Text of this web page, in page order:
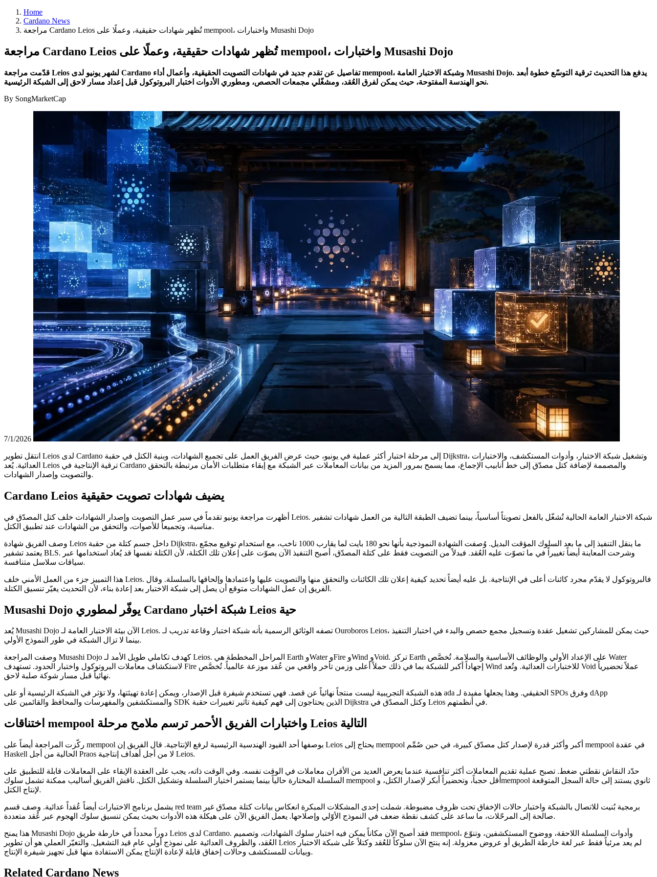
Home
Cardano News
مراجعة Cardano Leios تُظهر شهادات حقيقية، وعملًا على mempool، واختبارات Musashi Dojo
مراجعة Cardano Leios تُظهر شهادات حقيقية، وعملًا على mempool، واختبارات Musashi Dojo
قدّمت مراجعة Leios لشهر يونيو لدى Cardano تفاصيل عن تقدم جديد في شهادات التصويت الحقيقية، وأعمال أداء mempool، وشبكة الاختبار العامة Musashi Dojo. يدفع هذا التحديث ترقية التوسّع خطوة أبعد
نحو الهندسة المفتوحة، حيث يمكن لفرق العُقد، ومشغّلي مجمعات الحصص، ومطوري الأدوات اختبار البروتوكول قبل إعداد مسار لاحق إلى الشبكة الرئيسية.
By SongMarketCap
7/1/2026
انتقل تطوير Leios لدى Cardano إلى مرحلة اختبار أكثر عملية في يونيو، حيث عرض الفريق العمل على تجميع الشهادات، وبنية الكتل في حقبة Dijkstra، وتشغيل شبكة الاختبار، وأدوات المستكشف، والاختبارات
العدائية. يُعد Leios ترقية الإنتاجية في Cardano والمصممة لإضافة كتل مصدّق إلى خط أنابيب الإجماع، مما يسمح بمرور المزيد من بيانات المعاملات عبر الشبكة مع إبقاء متطلبات الأمان مرتبطة بالتحقق
والتصويت وإصدار الشهادات.
Cardano Leios يضيف شهادات تصويت حقيقية
أظهرت مراجعة يونيو تقدماً في سير عمل التصويت وإصدار الشهادات خلف كتل المصدّق في Leios. شبكة الاختبار العامة الحالية تُشغّل بالفعل تصويتاً أساسياً، بينما تضيف الطبقة التالية من العمل شهادات تشفير
مناسبة، وتجميعاً للأصوات، والتحقق من الشهادات عند تطبيق الكتل.
وصف الفريق شهادة Leios داخل جسم كتلة من حقبة Dijkstra، ما ينقل التنفيذ إلى ما بعد السلوك المؤقت البديل. وُصفت الشهادة النموذجية بأنها نحو 180 بايت لما يقارب 1000 ناخب، مع استخدام توقيع مجمّع
يعتمد تشفير BLS. وشرحت المعاينة أيضاً تغييراً في ما تصوّت عليه العُقد. فبدلاً من التصويت فقط على كتلة المصدّق، أصبح التنفيذ الآن يصوّت على إعلان تلك الكتلة، لأن الكتلة نفسها قد يُعاد استخدامها عبر
سياقات سلاسل متنافسة.
هذا التمييز جزء من العمل الأمني خلف Leios. فالبروتوكول لا يقدّم مجرد كائنات أعلى في الإنتاجية. بل عليه أيضاً تحديد كيفية إعلان تلك الكائنات والتحقق منها والتصويت عليها واعتمادها وإلحاقها بالسلسلة. وقال
الفريق إن عمل الشهادات متوقع أن يصل إلى شبكة الاختبار بعد إعادة بناء، لأن التحديث يغيّر تنسيق الكتلة.
Musashi Dojo يوفّر لمطوري Cardano شبكة اختبار Leios حية
يُعد Musashi Dojo الآن بيئة الاختبار العامة لـ Leios. تصفه الوثائق الرسمية بأنه شبكة اختبار وقاعة تدريب لـ Ouroboros Leios، حيث يمكن للمشاركين تشغيل عقدة وتسجيل مجمع حصص والبدء في اختبار التنفيذ
بينما لا تزال الشبكة في طور النموذج الأولي.
وصفت المراجعة Musashi Dojo كهدف تكاملي طويل الأمد لـ Leios. المراحل المخططة هي Earth وWater وFire وWind وVoid. تركز Earth على الإعداد الأولي والوظائف الأساسية والسلامة. تُخصَّص Water
لاستكشاف معاملات البروتوكول واختبار الحدود. تستهدف Fire إجهاداً أكبر للشبكة بما في ذلك حملاً أعلى وزمن تأخر واقعي من عُقد موزعة عالمياً. تُخصَّص Wind للاختبارات العدائية. وتُعد Void عملاً تحضيرياً
نهائياً قبل مسار شوكة صلبة لاحق.
هذه الشبكة التجريبية ليست منتجاً نهائياً عن قصد. فهي تستخدم شيفرة قبل الإصدار، ويمكن إعادة تهيئتها، ولا تؤثر في الشبكة الرئيسية أو على ada الحقيقي. وهذا يجعلها مفيدة لـ SPOs وفرق dApp
والمستكشفين والمفهرسات والمحافظ والقائمين على SDK الذين يحتاجون إلى فهم كيفية تأثير تغييرات حقبة Dijkstra وكتل المصدّق في Leios في أنظمتهم.
اختناقات mempool واختبارات الفريق الأحمر ترسم ملامح مرحلة Leios التالية
ركّزت المراجعة أيضاً على mempool بوصفها أحد القيود الهندسية الرئيسية لرفع الإنتاجية. قال الفريق إن Leios يحتاج إلى mempool أكبر وأكثر قدرة لإصدار كتل مصدّق كبيرة، في حين صُمِّم mempool في عقدة
Haskell الحالية من أجل Praos لا من أجل أهداف إنتاجية Leios.
حدّد النقاش نقطتي ضغط. تصبح عملية تقديم المعاملات أكثر تنافسية عندما يعرض العديد من الأقران معاملات في الوقت نفسه. وفي الوقت ذاته، يجب على العقدة الإبقاء على المعاملات قابلة للتطبيق على
السلسلة المختارة حالياً بينما يستمر اختيار السلسلة وتشكيل الكتل. ناقش الفريق أساليب ممكنة تشمل سلوك mempool أقل حجباً، وتحضيراً أبكر لإصدار الكتل، وmempool ثانوي يستند إلى حالة السجل المتوقعة
لإنتاج الكتل.
يشمل برنامج الاختبارات أيضاً عُقداً عدائية. وصف قسم red team برمجية بُنيت للاتصال بالشبكة واختبار حالات الإخفاق تحت ظروف مضبوطة. شملت إحدى المشكلات المبكرة انعكاس بيانات كتلة مصدّق غير
صالحة إلى المرحّلات، ما ساعد على كشف نقطة ضعف في النموذج الأوّلي وإصلاحها. يعمل الفريق الآن على هيكلة هذه الأدوات بحيث يمكن تنسيق سلوك الهجوم عبر عُقد متعددة.
هذا يمنح Musashi Dojo دوراً محدداً في خارطة طريق Leios لدى Cardano. فقد أصبح الآن مكاناً يمكن فيه اختبار سلوك الشهادات، وتصميم mempool، وأدوات السلسلة اللاحقة، ووضوح المستكشفين، وتنوّع
العُقد، والظروف العدائية على نموذج أولي عام قيد التشغيل. والتغيّر العملي هو أن تطوير Leios لم يعد مرئياً فقط عبر لغة خارطة الطريق أو عروض معزولة. إنه ينتج الآن سلوكاً للعُقد وكتلاً على شبكة الاختبار
وبيانات للمستكشف وحالات إخفاق قابلة لإعادة الإنتاج يمكن الاستفادة منها قبل تجهيز شيفرة الإنتاج.
Related Cardano News